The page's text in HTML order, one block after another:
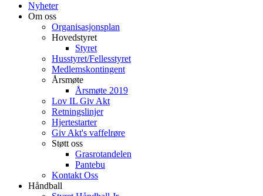
Nyheter
Om oss
Organisasjonsplan
Hovedstyret
Styret
Husstyret/Fellesstyret
Medlemskontingent
Årsmøte
Årsmøte 2019
Lov IL Giv Akt
Retningslinjer
Hjertestarter
Giv Akt's vaffelrøre
Støtt oss
Grasrotandelen
Pantebu
Kontakt Oss
Håndball